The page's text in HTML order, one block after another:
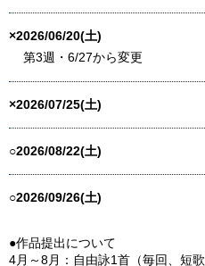
×2026/06/20(土)
第3週・6/27から変更
×2026/07/25(土)
○2026/08/22(土)
○2026/09/26(土)
●作品提出について
4月～8月：自由詠1首（毎回、短